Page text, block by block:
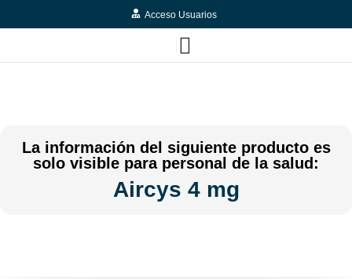
Acceso Usuarios
La información del siguiente producto es
solo visible para personal de la salud:
Aircys 4 mg